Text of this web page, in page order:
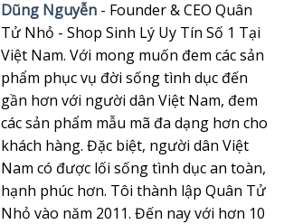
Dũng Nguyễn - Founder & CEO Quân
Tử Nhỏ - Shop Sinh Lý Uy Tín Số 1 Tại
Việt Nam. Với mong muốn đem các sản
phẩm phục vụ đời sống tình dục đến
gần hơn với người dân Việt Nam, đem
các sản phẩm mẫu mã đa dạng hơn cho
khách hàng. Đặc biệt, người dân Việt
Nam có được lối sống tình dục an toàn,
hạnh phúc hơn. Tôi thành lập Quân Tử
Nhỏ vào năm 2011. Đến nay với hơn 10